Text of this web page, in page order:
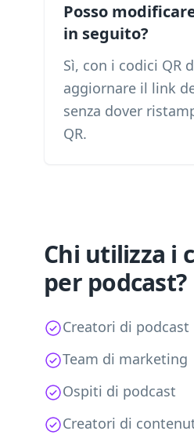
Posso
in seguito?
Sì, con i codici QR
aggiornare il link
senza dover
QR.
Chi utilizza i
per podcast?
Creatori di podcast
Team di marketing
Ospiti di podcast
Creatori di